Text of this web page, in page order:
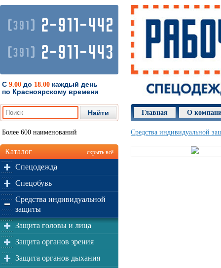
(391) 2-911-442
(391) 2-911-443
С 9.00 до 18.00 каждый день
по Красноярскому времени
Главная О
Более 600 наименований
Каталог скрыть всё
Спецодежда
Спецобувь
Средства индивидуальной
защиты
Защита головы и лица
Защита органов зрения
Защита органов дыхания
Средства индивидуальной